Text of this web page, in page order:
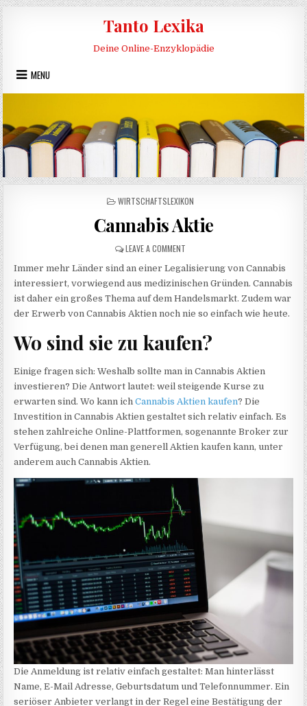
Skip to content
Tanto Lexika
Deine Online-Enzyklopädie
MENU
POSTED IN
WIRTSCHAFTSLEXIKON
Cannabis Aktie
LEAVE A COMMENTON CANNABIS AKTIE
Immer mehr Länder sind an einer Legalisierung von Cannabis
interessiert, vorwiegend aus medizinischen Gründen. Cannabis
ist daher ein großes Thema auf dem Handelsmarkt. Zudem war
der Erwerb von Cannabis Aktien noch nie so einfach wie heute.
Wo sind sie zu kaufen?
Einige fragen sich: Weshalb sollte man in Cannabis Aktien
investieren? Die Antwort lautet: weil steigende Kurse zu
erwarten sind. Wo kann ichCannabis Aktien kaufen? Die
Investition in Cannabis Aktien gestaltet sich relativ einfach. Es
stehen zahlreiche Online-Plattformen, sogenannte Broker zur
Verfügung, bei denen man generell Aktien kaufen kann, unter
anderem auch Cannabis Aktien.
Die Anmeldung ist relativ einfach gestaltet: Man hinterlässt
Name, E-Mail Adresse, Geburtsdatum und Telefonnummer. Ein
seriöser Anbieter verlangt in der Regel eine Bestätigung der